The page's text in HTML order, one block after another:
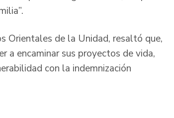
Orientales de la Unidad, resaltó que,
a encaminar sus proyectos de vida,
con la indemnización